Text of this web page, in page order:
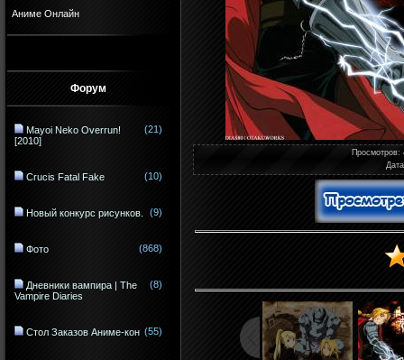
Аниме Онлайн
Форум
Mayoi Neko Overrun!
[2010]
(21)
Crucis Fatal Fake (10)
Новый конкурс рисунков. (9)
Фото (868)
Дневники вампира | The
Vampire Diaries
(8)
Стол Заказов Аниме-кон (55)
Просмотров:
Дата